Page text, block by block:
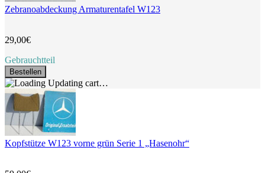
Zebranoabdeckung Armaturentafel W123
29,00€
Gebrauchtteil
Bestellen
Updating cart…
Kopfstütze W123 vorne grün Serie 1 „Hasenohr“